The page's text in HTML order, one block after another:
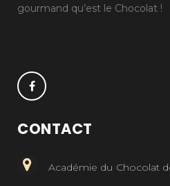
gourmand qu’est le Chocolat !
CONTACT
Académie du Chocolat